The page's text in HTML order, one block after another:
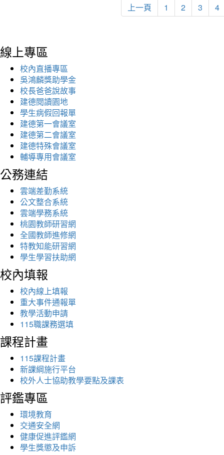
上一頁 1 2 3 4
線上專區
校內直播專區
吳鴻麟獎助學金
校長爸爸說故事
建德閱讀園地
學生病假回報單
建德第一會議室
建德第二會議室
建德特殊會議室
輔導專用會議室
公務連結
雲端差勤系統
公文整合系統
雲端學務系統
桃園教師研習網
全國教師進修網
特教知能研習網
學生學習扶助網
校內填報
校內線上填報
重大事件通報單
教學活動申請
115職課務選填
課程計畫
115課程計畫
新課綱施行平台
校外人士協助教學要點及課表
評鑑專區
環境教育
交通安全網
健康促進評鑑網
學生獎懲及申訴